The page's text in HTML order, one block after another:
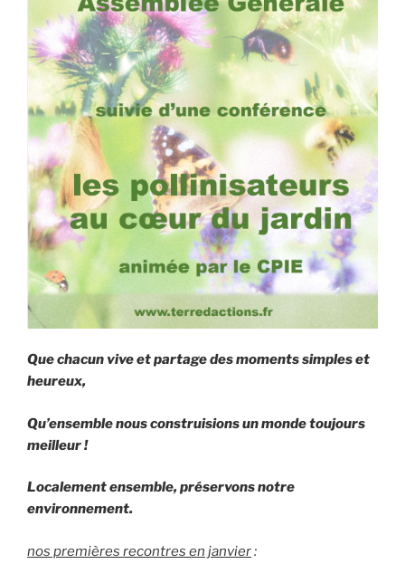
Que chacun vive et partage des moments simples et
heureux,
Qu’ensemble nous construisions un monde toujours
meilleur !
Localement ensemble, préservons notre
environnement.
nos premières recontres en janvier: